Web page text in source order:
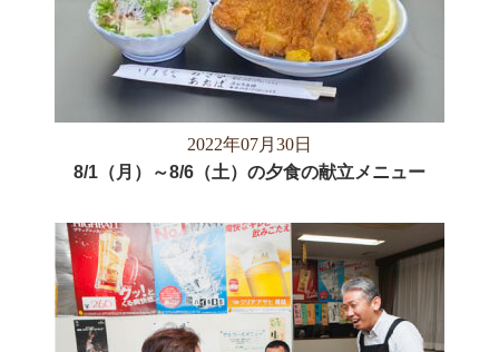
2022年07月30日
8/1（月）～8/6（土）の夕食の献立メニュー